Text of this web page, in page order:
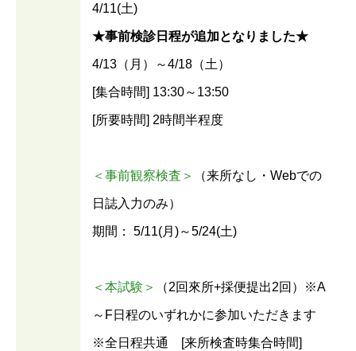
4/11(土)
★事前検診日程が追加となりました★
4/13（月）～4/18（土）
[集合時間] 13:30～13:50
[所要時間] 2時間半程度
＜事前観察検査＞ （来所なし・Webでの
日誌入力のみ）
期間： 5/11(月)～5/24(土)
＜本試験＞ （2回來所+採便提出2回）※A
～F日程のいずれかに参加いただきます
※全日程共通 [来所検査時集合時間]